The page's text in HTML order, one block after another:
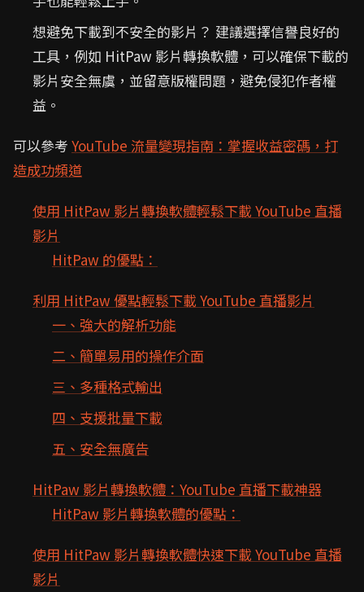
想避免下載到不安全的影片？ 建議選擇信譽良好的
工具，例如 HitPaw 影片轉換軟體，可以確保下載的
影片安全無虞，並留意版權問題，避免侵犯作者權
益。
可以參考 YouTube 流量變現指南：掌握收益密碼，打
造成功頻道
使用 HitPaw 影片轉換軟體輕鬆下載 YouTube 直播
影片
HitPaw 的優點：
利用 HitPaw 優點輕鬆下載 YouTube 直播影片
一、強大的解析功能
二、簡單易用的操作介面
三、多種格式輸出
四、支援批量下載
五、安全無廣告
HitPaw 影片轉換軟體：YouTube 直播下載神器
HitPaw 影片轉換軟體的優點：
使用 HitPaw 影片轉換軟體快速下載 YouTube 直播
影片